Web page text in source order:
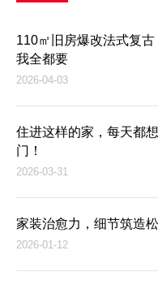
110㎡旧房爆改法式复古
我全都要
2026-04-03
住进这样的家，每天都
门！
2026-03-31
家装治愈力，细节筑造
2026-01-12